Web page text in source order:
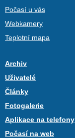
Počasí u vás
Webkamery
Teplotní mapa
Archiv
Uživatelé
Články
Fotogalerie
Aplikace na telefony
Počasí na web